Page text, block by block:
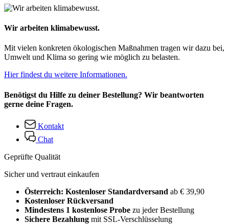
Wir arbeiten klimabewusst.
Mit vielen konkreten ökologischen Maßnahmen tragen wir dazu bei,
Umwelt und Klima so gering wie möglich zu belasten.
Hier findest du weitere Informationen.
Benötigst du Hilfe zu deiner Bestellung? Wir beantworten
gerne deine Fragen.
Kontakt
Chat
Geprüfte Qualität
Sicher und vertraut einkaufen
Österreich: Kostenloser Standardversand ab € 39,90
Kostenloser Rückversand
Mindestens 1 kostenlose Probe zu jeder Bestellung
Sichere Bezahlung mit SSL-Verschlüsselung